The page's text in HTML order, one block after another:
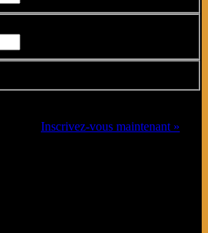
Inscrivez-vous maintenant »